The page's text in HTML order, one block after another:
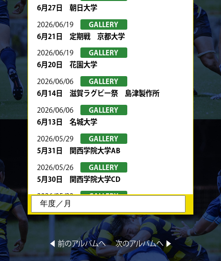
6月27日 朝日大学
2026/06/19
GALLERY
6月21日 定期戦 京都大学
2026/06/19
GALLERY
6月20日 花園大学
2026/06/06
GALLERY
6月14日 滋賀ラグビー祭 島津製作所
2026/06/06
GALLERY
6月13日 名城大学
2026/05/29
GALLERY
5月31日 関西学院大学AB
2026/05/26
GALLERY
5月30日 関西学院大学CD
2026/05/22
GALLERY
5月24日 春季トーナメント 京都産業大学
2026/05/22
GALLERY
5月23日 京都産業大学BC
2026/05/08
GALLERY
◀︎ 前のアルバムへ 次のアルバムへ ▶︎